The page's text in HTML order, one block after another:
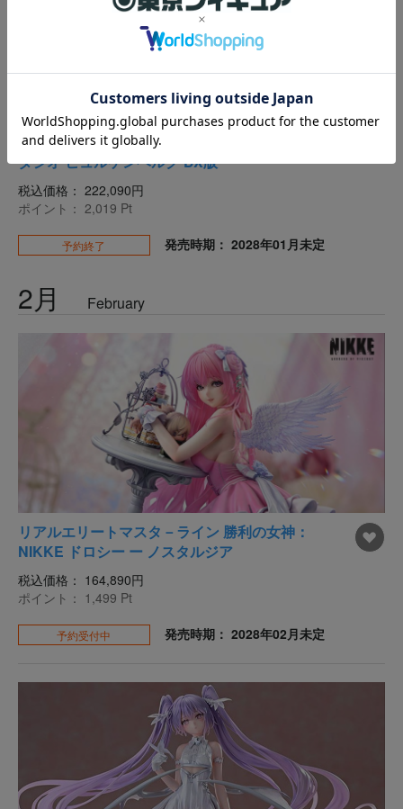
プレミアムマスターライン メタファー：リファン
タジオ ヒュルケンベルグ DX版
税込価格： 222,090円
ポイント： 2,019 Pt
予約終了 発売時期： 2028年01月未定
2月 February
リアルエリートマスタ－ライン 勝利の女神：
NIKKE ドロシー ー ノスタルジア
税込価格： 164,890円
ポイント： 1,499 Pt
予約受付中 発売時期： 2028年02月未定